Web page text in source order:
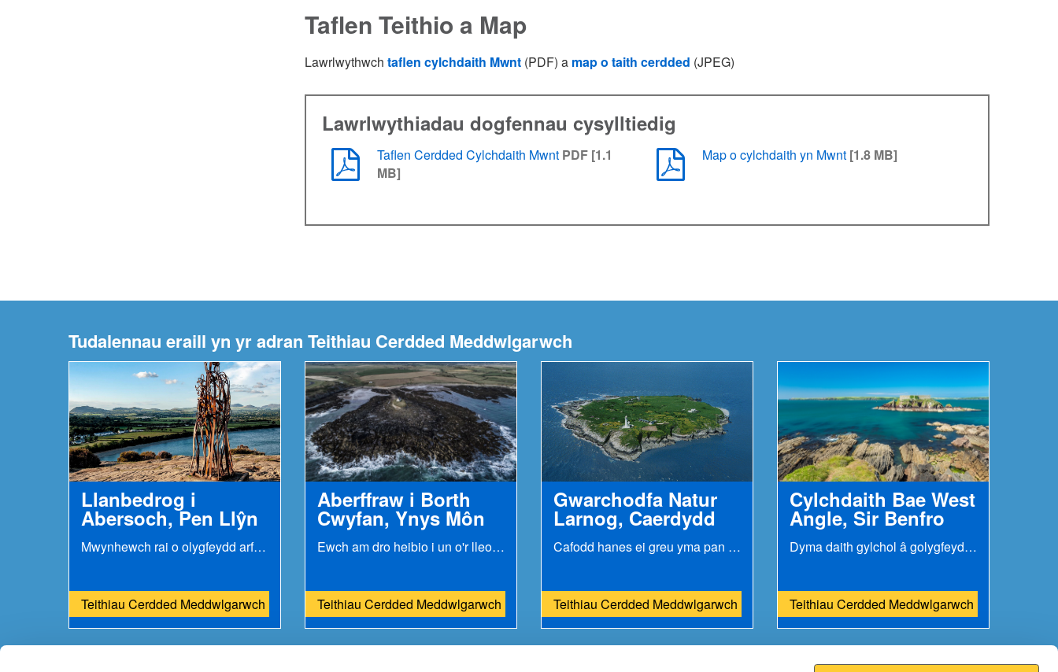
Taflen Teithio a Map
Lawrlwythwch taflen cylchdaith Mwnt (PDF) a map o taith cerdded (JPEG)
Lawrlwythiadau dogfennau cysylltiedig
Taflen Cerdded Cylchdaith Mwnt PDF [1.1
MB]
Map o cylchdaith yn Mwnt [1.8 MB]
Tudalennau eraill yn yr adran Teithiau Cerdded Meddwlgarwch
Llanbedrog i
Abersoch, Pen Llŷn
Mwynhewch rai o olygfeydd arfordirol gorau pentref...
Teithiau Cerdded Meddwlgarwch
Aberffraw i Borth
Cwyfan, Ynys Môn
Ewch am dro heibio i un o'r lleoedd gorau i dynnu...
Teithiau Cerdded Meddwlgarwch
Gwarchodfa Natur
Larnog, Caerdydd
Cafodd hanes ei greu yma pan anfonwyd y neges...
Teithiau Cerdded Meddwlgarwch
Cylchdaith Bae West
Angle, Sir Benfro
Dyma daith gylchol â golygfeydd ysgubol draw tuag...
Teithiau Cerdded Meddwlgarwch